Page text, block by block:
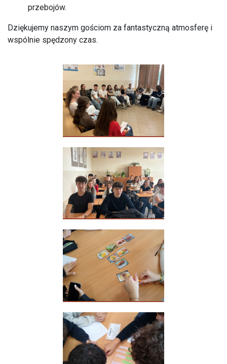
przebojów.
Dziękujemy naszym gościom za fantastyczną atmosferę i
wspólnie spędzony czas.